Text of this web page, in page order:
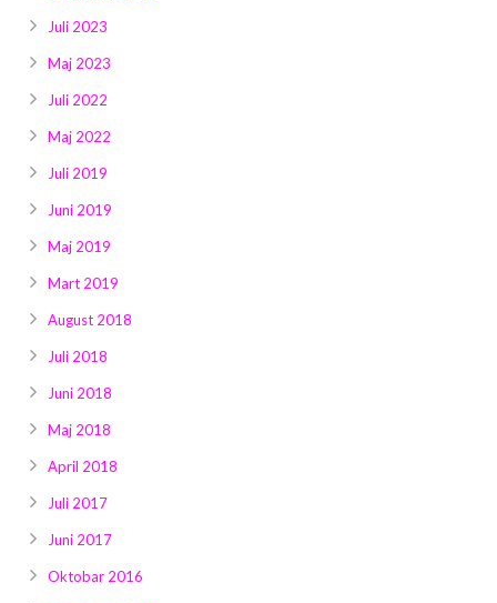
Juli 2023
Maj 2023
Juli 2022
Maj 2022
Juli 2019
Juni 2019
Maj 2019
Mart 2019
August 2018
Juli 2018
Juni 2018
Maj 2018
April 2018
Juli 2017
Juni 2017
Oktobar 2016